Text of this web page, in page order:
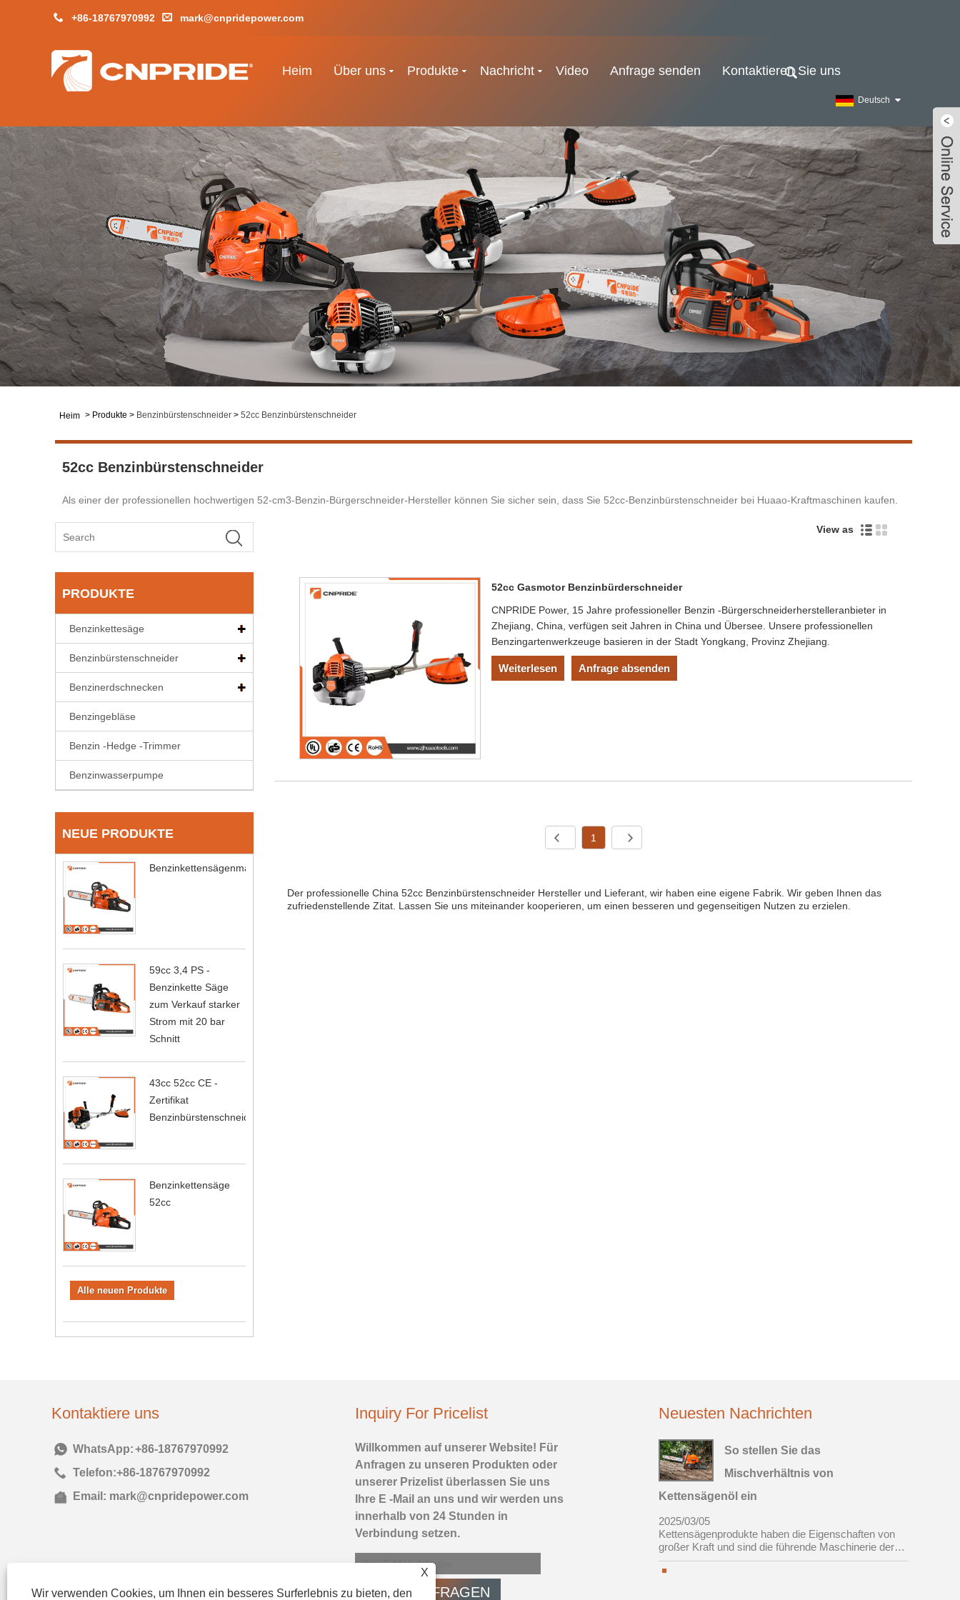
+86-18767970992 mark@cnpridepower.com
Heim Über uns Produkte Nachricht Video Anfrage senden Kontaktieren Sie uns
Deutsch
Heim > Produkte > Benzinbürstenschneider > 52cc Benzinbürstenschneider
52cc Benzinbürstenschneider
Als einer der professionellen hochwertigen 52-cm3-Benzin-Bürgerschneider-Hersteller können Sie sicher sein, dass Sie 52cc-Benzinbürstenschneider bei Huaao-Kraftmaschinen kaufen.
PRODUKTE
Benzinkettesäge
Benzinbürstenschneider
Benzinerdschnecken
Benzingebläse
Benzin -Hedge -Trimmer
Benzinwasserpumpe
NEUE PRODUKTE
Benzinkettensägenmaschine
59cc 3,4 PS -
Benzinkette Säge
zum Verkauf starker
Strom mit 20 bar
Schnitt
43cc 52cc CE -
Zertifikat
Benzinbürstenschneider
Benzinkettensäge
52cc
Alle neuen Produkte
View as
52cc Gasmotor Benzinbürderschneider
CNPRIDE Power, 15 Jahre professioneller Benzin -Bürgerschneiderherstelleranbieter in
Zhejiang, China, verfügen seit Jahren in China und Übersee. Unsere professionellen
Benzingartenwerkzeuge basieren in der Stadt Yongkang, Provinz Zhejiang.
Weiterlesen Anfrage absenden
1
Der professionelle China 52cc Benzinbürstenschneider Hersteller und Lieferant, wir haben eine eigene Fabrik. Wir geben Ihnen das
zufriedenstellende Zitat. Lassen Sie uns miteinander kooperieren, um einen besseren und gegenseitigen Nutzen zu erzielen.
Kontaktiere uns
Tel:+86-18767970992
Telefon:+86-18767970992
Email: mark@cnpridepower.com
Inquiry For Pricelist
Willkommen auf unserer Website! Für
Anfragen zu unseren Produkten oder
unserer Prizelist überlassen Sie uns
Ihre E -Mail an uns und wir werden uns
innerhalb von 24 Stunden in
Verbindung setzen.
Neuesten Nachrichten
So stellen Sie das
Kettensägenöl ein
2025/03/05
Kettensägenprodukte haben die Eigenschaften von
So stellen Sie das
Mischverhältnis von
Kettensägenöl ein
2025/03/05
Kettensägenprodukte haben die Eigenschaften von
großer Kraft und sind die führende Maschinerie der
Handheldernte in China geworden.
X
Wir verwenden Cookies, um Ihnen ein besseres Surferlebnis zu bieten, den